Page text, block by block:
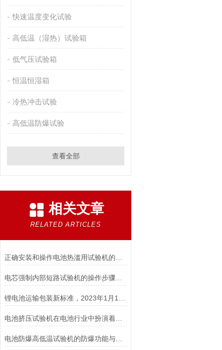
快速温度变化试验
高低温（湿热）试验箱
低气压试验箱
恒温恒湿箱
冷热冲击试验
高低温防爆试验
查看全部
相关文章
RELATED ARTICLES
电池防爆高低温试验机的防爆功能与安全保障说明